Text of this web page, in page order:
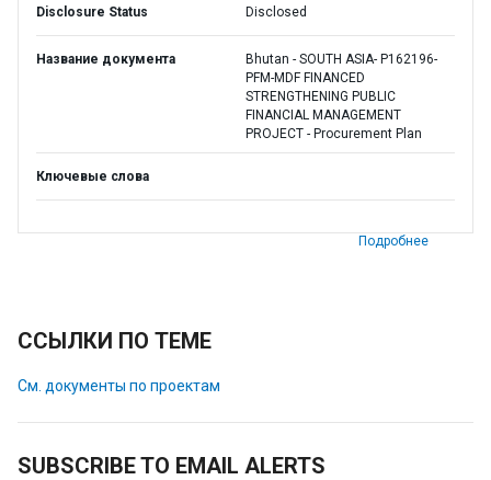
Disclosure Status Disclosed
Название документа
Bhutan - SOUTH ASIA- P162196-
PFM-MDF FINANCED
STRENGTHENING PUBLIC
FINANCIAL MANAGEMENT
PROJECT - Procurement Plan
Ключевые слова
Подробнее
ССЫЛКИ ПО ТЕМЕ
См. документы по проектам
SUBSCRIBE TO EMAIL ALERTS